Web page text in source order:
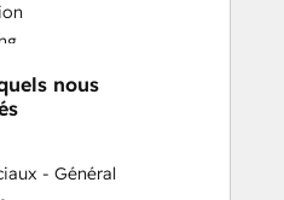
Analysis
Services
nous
- Général